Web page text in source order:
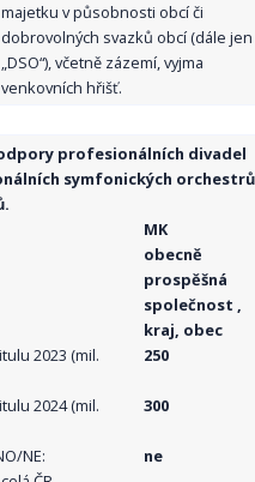
majetku v působnosti obcí či
dobrovolných svazků obcí (dále jen
„DSO“), včetně zázemí, vyjma
venkovních hřišť.
profesionálních divadel
symfonických orchestrů
MK
obecně
prospěšná
společnost ,
kraj, obec
2023 (mil.
250
2024 (mil.
300
NE:
ne